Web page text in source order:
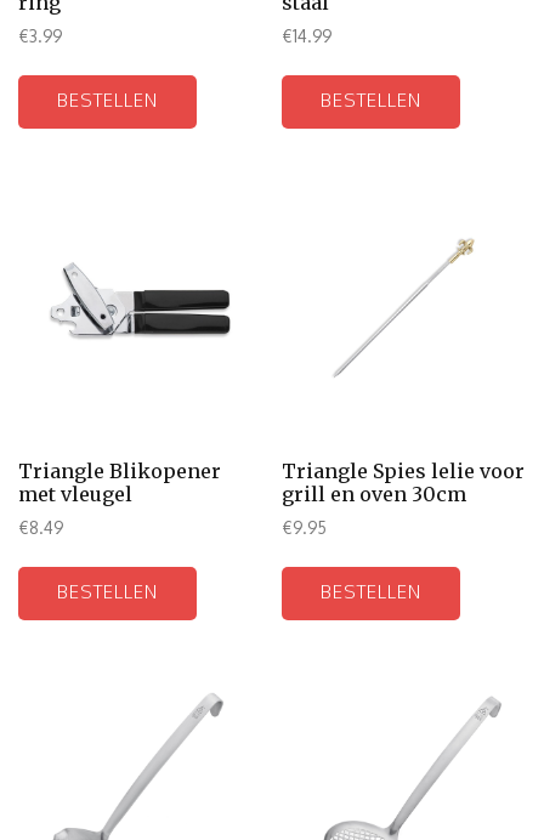
€3.99
BESTELLEN
€14.99
BESTELLEN
Triangle Blikopener
met vleugel
€8.49
BESTELLEN
Triangle Spies lelie voor
grill en oven 30cm
€9.95
BESTELLEN